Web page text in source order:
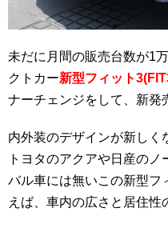
未だに月間の販売台数が1
クトカー新型フィット
ナーチェンジをして、新発
内外装のデザインが新しく
トヨタのアクアや日産の
バル車には無いこの新型フ
えば、車内の広さと居住性